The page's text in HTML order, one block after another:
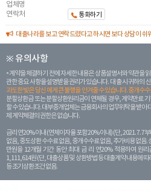
업체명
연락처
통화하기
대출나라를 보고 연락드렸다고 하시면 보다 상담이 쉬
※ 유의사항
계약을 체결하기 전에 자세한 내용은 상품설명서와 약관을
관한 중요 사항을 설명받을 권리가 있습니다. 대 출 시 귀하의
과도한 빚은 당신 에게 큰 불행을 안겨줄 수 있습니다. 중개수
분할상환금 또는 분할상환원리금이 연체될 경우, 계약만료
할 수 있습니다. 대부중개업체는 금융회사의 업무위탁을 받아
제 계약체결의 권한은 없습니다.
금리 연20% 이내 (연체이자율 포함 20% 이내) (단, 2021. 7. 7
없음, 중도상환 수수료 없음, 중개수수료 없음, 추가비용 없음.
만원을 12개월 기간 동안 최대 금 리 연20% 적용하여 원
1,111,614원 (단, 대출상품 및 상환방법 등 대출계약 내용에
등 조기상환조건 없음.